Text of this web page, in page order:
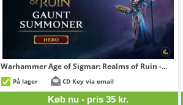
Warhammer Age of Sigmar: Realms of Ruin -...
På lager CD Key via email
Køb nu - pris 35 kr.